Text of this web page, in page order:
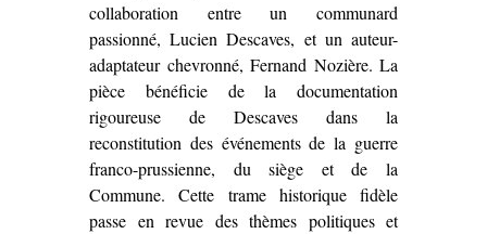
collaboration entre un communard
passionné, Lucien Descaves, et un auteur-
adaptateur chevronné, Fernand Nozière. La
pièce bénéficie de la documentation
rigoureuse de Descaves dans la
reconstitution des événements de la guerre
franco-prussienne, du siège et de la
Commune. Cette trame historique fidèle
passe en revue des thèmes politiques et